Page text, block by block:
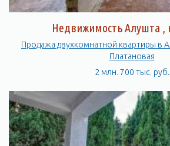
Недвижимость Алушта ,
Продажа двухкомнатной квартиры в
Платановая
2 млн. 700 тыс. руб.